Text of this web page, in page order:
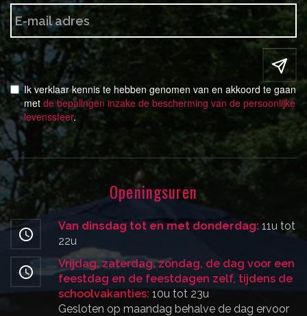
Ik verklaar kennis te hebben genomen van en akkoord te gaan
met de bepalingen inzake de bescherming van de persoonlijke
levenssfeer.
Openingsuren
Van dinsdag tot en met donderdag:11u tot
22u
Vrijdag, zaterdag, zondag, de dag voor een
feestdag en de feestdagen zelf, tijdens de
schoolvakanties: 10u tot 23u
Gesloten op maandag behalve de dag ervoor